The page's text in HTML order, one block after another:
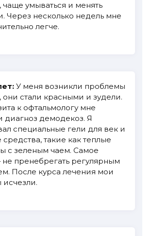
чаще умываться и менять
Через несколько недель мне
легче.
У меня возникли проблемы
они стали красными и зудели.
к офтальмологу мне
диагноз демодекоз. Я
специальные гели для век и
такие как теплые
с зеленым чаем. Самое
пренебрегать регулярным
После курса лечения мои